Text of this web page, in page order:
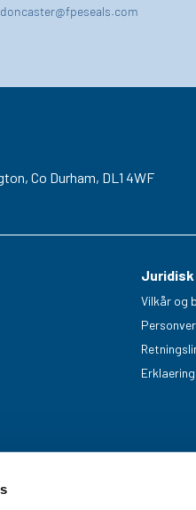
doncaster@fpeseals.com
Co Durham, DL1 4WF
Juridisk
Vilkår og